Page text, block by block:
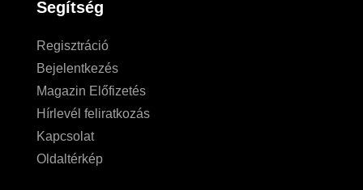
Segítség
Regisztráció
Bejelentkezés
Magazin Előfizetés
Hírlevél feliratkozás
Kapcsolat
Oldaltérkép